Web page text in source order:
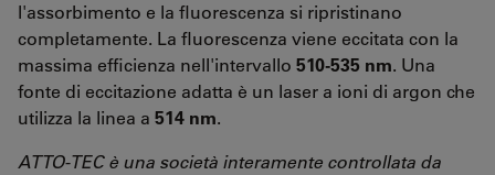
l'assorbimento e la fluorescenza si ripristinano
completamente. La fluorescenza viene eccitata con la
massima efficienza nell'intervallo 510-535 nm. Una
fonte di eccitazione adatta è un laser a ioni di argon che
utilizza la linea a 514 nm.
ATTO-TEC è una società interamente controllata da